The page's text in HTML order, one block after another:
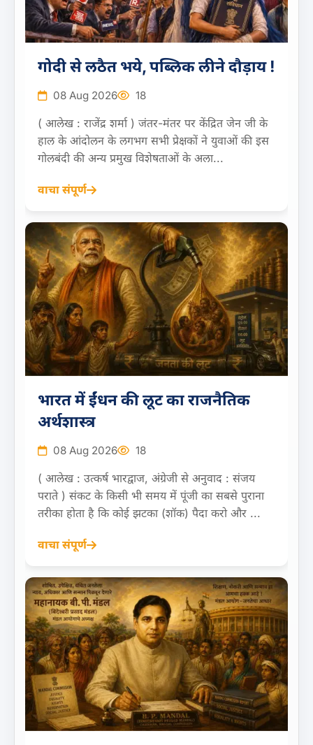
गोदी से लठैत भये, पब्लिक लीने दौड़ाय !
08 Aug 2026 18
( आलेख : राजेंद्र शर्मा ) जंतर-मंतर पर केंद्रित जेन जी के
हाल के आंदोलन के लगभग सभी प्रेक्षकों ने युवाओं की इस
गोलबंदी की अन्य प्रमुख विशेषताओं के अला...
वाचा संपूर्ण
भारत में ईंधन की लूट का राजनैतिक
अर्थशास्त्र
08 Aug 2026 18
( आलेख : उत्कर्ष भारद्वाज, अंग्रेजी से अनुवाद : संजय
पराते ) संकट के किसी भी समय में पूंजी का सबसे पुराना
तरीका होता है कि कोई झटका (शॉक) पैदा करो और ...
वाचा संपूर्ण